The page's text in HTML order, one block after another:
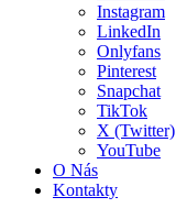
Instagram
LinkedIn
Onlyfans
Pinterest
Snapchat
TikTok
X (Twitter)
YouTube
O Nás
Kontakty